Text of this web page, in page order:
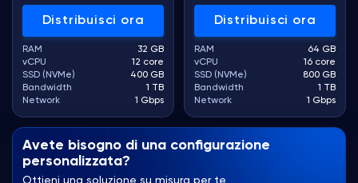
Distribuisci ora
RAM
32 GB
vCPU
12 core
SSD (NVMe)
400 GB
Bandwidth
1 TB
Network
1 Gbps
Distribuisci ora
RAM
64 GB
vCPU
16 core
SSD (NVMe)
800 GB
Bandwidth
1 TB
Network
1 Gbps
Avete bisogno di una configurazione
personalizzata?
Ottieni una soluzione su misura per te